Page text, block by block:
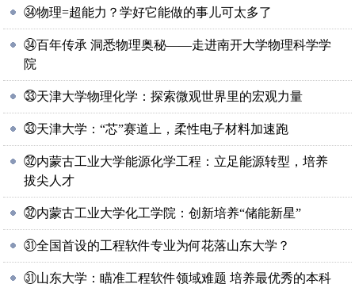
㉞物理=超能力？学好它能做的事儿可太多了
㉞百年传承 洞悉物理奥秘——走进南开大学物理科学学
院
㉝天津大学物理化学：探索微观世界里的宏观力量
㉝天津大学：“芯”赛道上，柔性电子材料加速跑
㉜内蒙古工业大学能源化学工程：立足能源转型，培养
拔尖人才
㉜内蒙古工业大学化工学院：创新培养“储能新星”
㉛全国首设的工程软件专业为何花落山东大学？
㉛山东大学：瞄准工程软件领域难题 培养最优秀的本科